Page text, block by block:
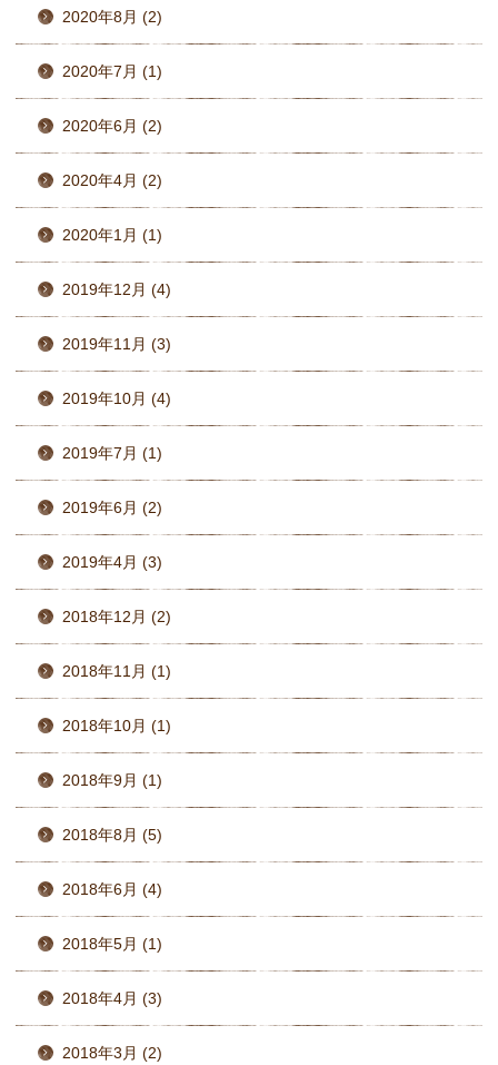
2020年8月 (2)
2020年7月 (1)
2020年6月 (2)
2020年4月 (2)
2020年1月 (1)
2019年12月 (4)
2019年11月 (3)
2019年10月 (4)
2019年7月 (1)
2019年6月 (2)
2019年4月 (3)
2018年12月 (2)
2018年11月 (1)
2018年10月 (1)
2018年9月 (1)
2018年8月 (5)
2018年6月 (4)
2018年5月 (1)
2018年4月 (3)
2018年3月 (2)